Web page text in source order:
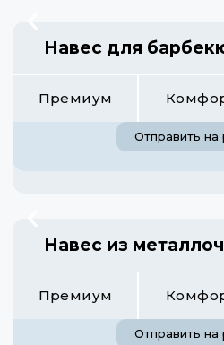
Навес для
Премиум
Отправить на
Навес из
Премиум
Отправить на